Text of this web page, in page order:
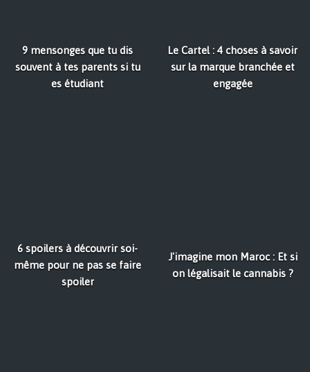
9 mensonges que tu dis
souvent à tes parents si tu
es étudiant
Le Cartel : 4 choses à savoir
sur la marque branchée et
engagée
6 spoilers à découvrir soi-
même pour ne pas se faire
spoiler
J'imagine mon Maroc : Et si
on légalisait le cannabis ?